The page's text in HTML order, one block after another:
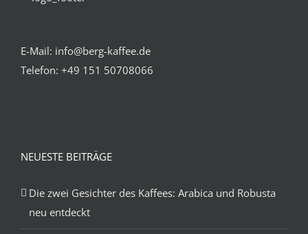
E-Mail: info@berg-kaffee.de
Telefon: +49 151 50708066
NEUESTE BEITRÄGE
Die zwei Gesichter des Kaffees: Arabica und Robusta
neu entdeckt